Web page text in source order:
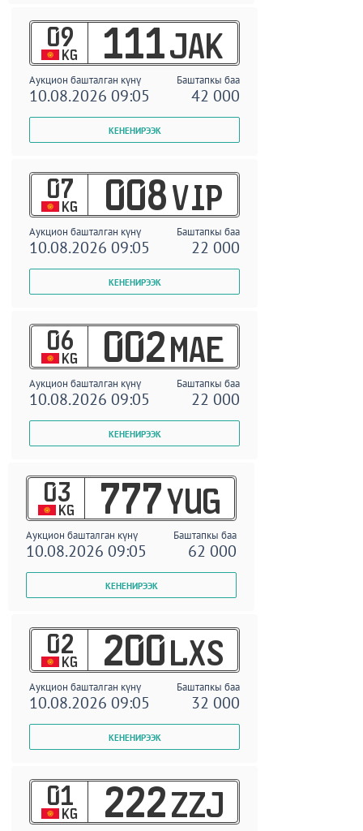
09
KG 111 JAK
Аукцион башталган күнү Баштапкы баа
10.08.2026 09:05 42 000
07
KG 008 VIP
Аукцион башталган күнү Баштапкы баа
10.08.2026 09:05 22 000
06
KG 002 MAE
Аукцион башталган күнү Баштапкы баа
10.08.2026 09:05 22 000
03
KG 777 YUG
Аукцион башталган күнү Баштапкы баа
10.08.2026 09:05 62 000
02
KG 200 LXS
Аукцион башталган күнү Баштапкы баа
10.08.2026 09:05 32 000
01
KG 222 ZZJ